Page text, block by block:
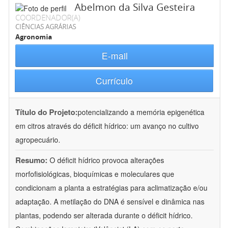
Abelmon da Silva Gesteira
COORDENADOR(A)
CIÊNCIAS AGRÁRIAS
Agronomia
E-mail
Currículo
Título do Projeto:potencializando a memória epigenética
em citros através do déficit hídrico: um avanço no cultivo
agropecuário.
Resumo: O déficit hídrico provoca alterações
morfofisiológicas, bioquímicas e moleculares que
condicionam a planta a estratégias para aclimatização e/ou
adaptação. A metilação do DNA é sensível e dinâmica nas
plantas, podendo ser alterada durante o déficit hídrico.